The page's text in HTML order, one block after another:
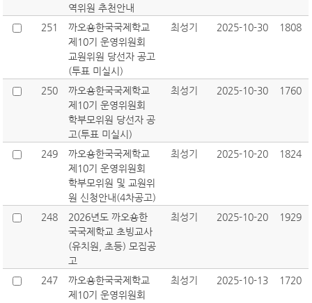
역위원 추천안내
251
까오숑한국국제학교
제10기 운영위원회
교원위원 당선자 공고
(투표 미실시)
최성기 2025-10-30 1808
250
까오숑한국국제학교
제10기 운영위원회
학부모위원 당선자 공
고(투표 미실시)
최성기 2025-10-30 1760
249
까오숑한국국제학교
제10기 운영위원회
학부모위원 및 교원위
원 신청안내(4차공고)
최성기 2025-10-20 1824
248
2026년도 까오숑한
국국제학교 초빙교사
(유치원, 초등) 모집공
고
최성기 2025-10-20 1929
247
까오숑한국국제학교
제10기 운영위원회
최성기 2025-10-13 1720